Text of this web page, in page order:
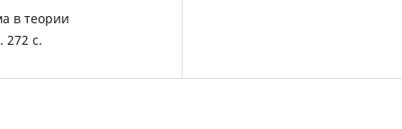
в теории
272 с.